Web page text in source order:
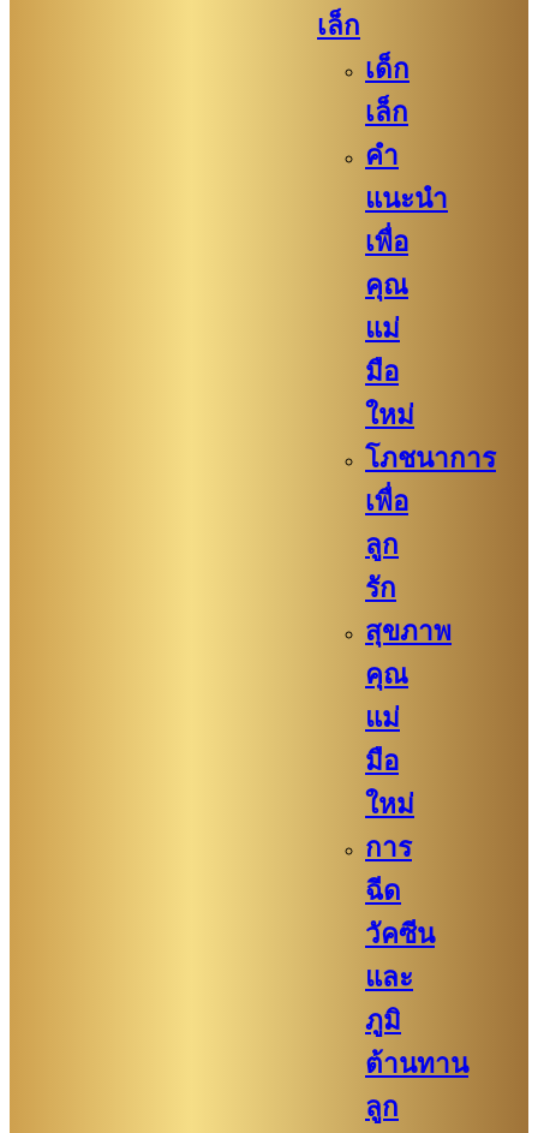
เล็ก
เด็ก
เล็ก
คำ
แนะนำ
เพื่อ
คุณ
แม่
มือ
ใหม่
โภชนาการ
เพื่อ
ลูก
รัก
สุขภาพ
คุณ
แม่
มือ
ใหม่
การ
ฉีด
วัคซีน
และ
ภูมิ
ต้านทาน
ลูก